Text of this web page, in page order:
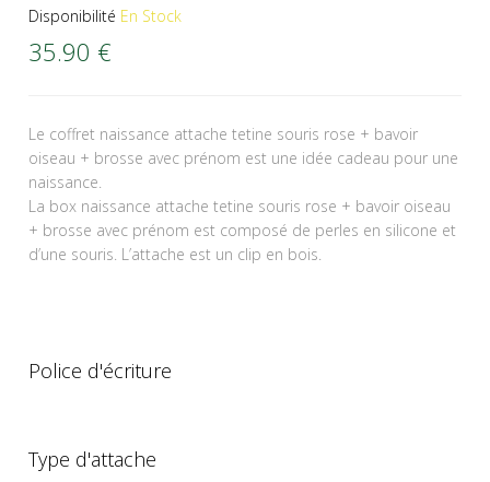
Disponibilité En Stock
35.90 €
Le coffret naissance attache tetine souris rose + bavoir
oiseau + brosse avec prénom est une idée cadeau pour une
naissance.
La box naissance attache tetine souris rose + bavoir oiseau
+ brosse avec prénom est composé de perles en silicone et
d’une souris. L’attache est un clip en bois.
Police d'écriture
Type d'attache